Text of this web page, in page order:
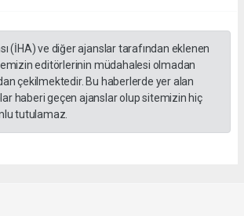
(İHA) ve diğer ajanslar tarafından eklenen
editörlerinin müdahalesi olmadan
çekilmektedir. Bu haberlerde yer alan
haberi geçen ajanslar olup sitemizin hiç
tutulamaz.